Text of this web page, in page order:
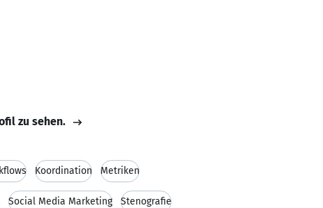
zu sehen.
Koordination Metriken
Social Media Marketing Stenografie